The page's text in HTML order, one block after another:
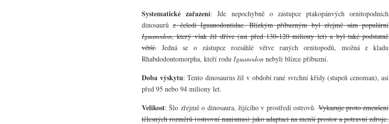
Systematické zařazení: Jde nepochybně o zástupce ptakopánvých ornitopodních
dinosaurůz čeledi Iguanodontidae. Blízkým příbuzným byl zřejmě sám populární
Iguanodon, který však žil dříve (asi před 130-120 miliony let) a byl také podstatně
větší. Jedná se o zástupce rozsáhlé větve raných ornitopodů, možná z kladu
Rhabdodontomorpha, kteří rodu Iguanodon nebyli blízce příbuzní.
Doba výskytu: Tento dinosaurus žil v období rané svrchní křídy (stupeň cenoman), asi
před 95 nebo 94 miliony let.
Velikost: Šlo zřejmě o dinosaura, žijícího v prostředí ostrovů.Vykazuje proto zmenšení
tělesných rozměrů (ostrovní nanismus) jako adaptaci na menší prostor a potravní zdroje.